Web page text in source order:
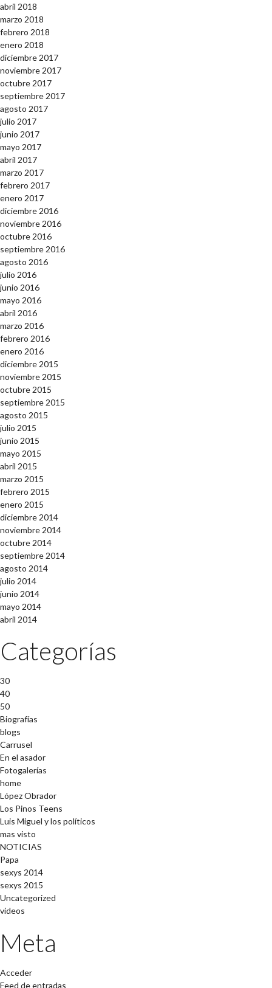
abril 2018
marzo 2018
febrero 2018
enero 2018
diciembre 2017
noviembre 2017
octubre 2017
septiembre 2017
agosto 2017
julio 2017
junio 2017
mayo 2017
abril 2017
marzo 2017
febrero 2017
enero 2017
diciembre 2016
noviembre 2016
octubre 2016
septiembre 2016
agosto 2016
julio 2016
junio 2016
mayo 2016
abril 2016
marzo 2016
febrero 2016
enero 2016
diciembre 2015
noviembre 2015
octubre 2015
septiembre 2015
agosto 2015
julio 2015
junio 2015
mayo 2015
abril 2015
marzo 2015
febrero 2015
enero 2015
diciembre 2014
noviembre 2014
octubre 2014
septiembre 2014
agosto 2014
julio 2014
junio 2014
mayo 2014
abril 2014
Categorías
30
40
50
Biografías
blogs
Carrusel
En el asador
Fotogalerías
home
López Obrador
Los Pinos Teens
Luis Miguel y los políticos
mas visto
NOTICIAS
Papa
sexys 2014
sexys 2015
Uncategorized
videos
Meta
Acceder
Feed de entradas